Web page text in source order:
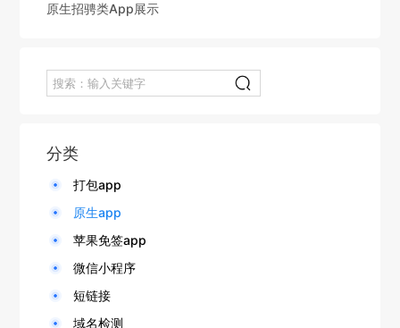
原生招骋类App展示
分类
打包app
原生app
苹果免签app
微信小程序
短链接
域名检测